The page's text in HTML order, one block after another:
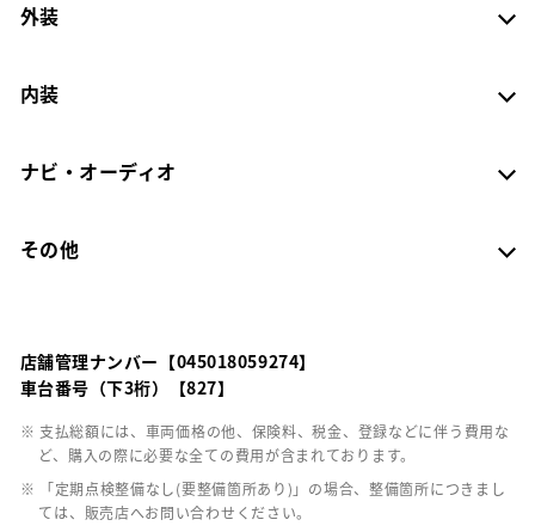
外装
内装
ナビ・オーディオ
その他
店舗管理ナンバー【045018059274】
車台番号（下3桁）【827】
※ 支払総額には、車両価格の他、保険料、税金、登録などに伴う費用な
ど、購入の際に必要な全ての費用が含まれております。
※ 「定期点検整備なし(要整備箇所あり)」の場合、整備箇所につきまし
ては、販売店へお問い合わせください。